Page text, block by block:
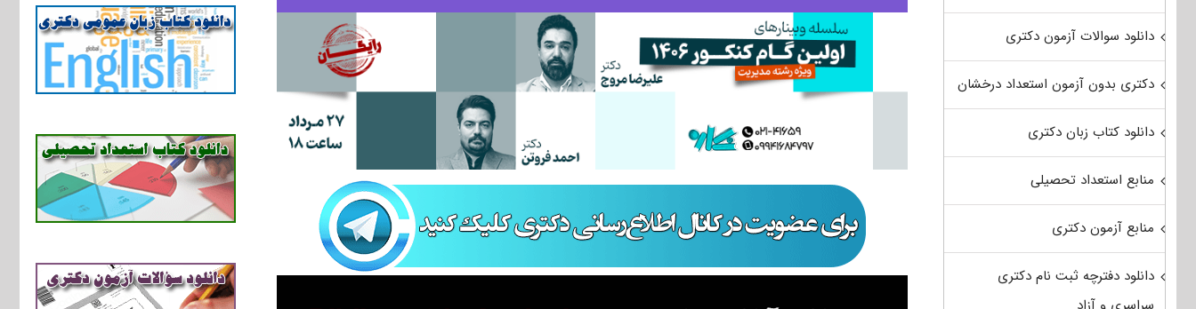
دانلود سوالات آزمون دکتری
دکتری بدون آزمون استعداد درخشان
دانلود کتاب زبان دکتری
منابع استعداد تحصیلی
منابع آزمون دکتری
دانلود دفترچه ثبت نام دکتری